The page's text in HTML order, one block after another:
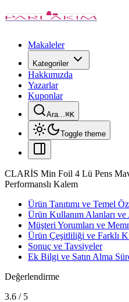
Makaleler
Kategoriler
Hakkımızda
Yazarlar
Kuponlar
Ara...⌘K
Toggle theme
CLARİS Min Foil 4 Lü Pens
Performanslı Kalem
Ürün Tanıtımı ve Temel
Ürün Kullanım Alanları ve
Müşteri Yorumları ve
Ürün Çeşitliliği ve Farklı
Sonuç ve Tavsiyeler
Ek Bilgi ve Satın Alma
Değerlendirme
3.6 / 5